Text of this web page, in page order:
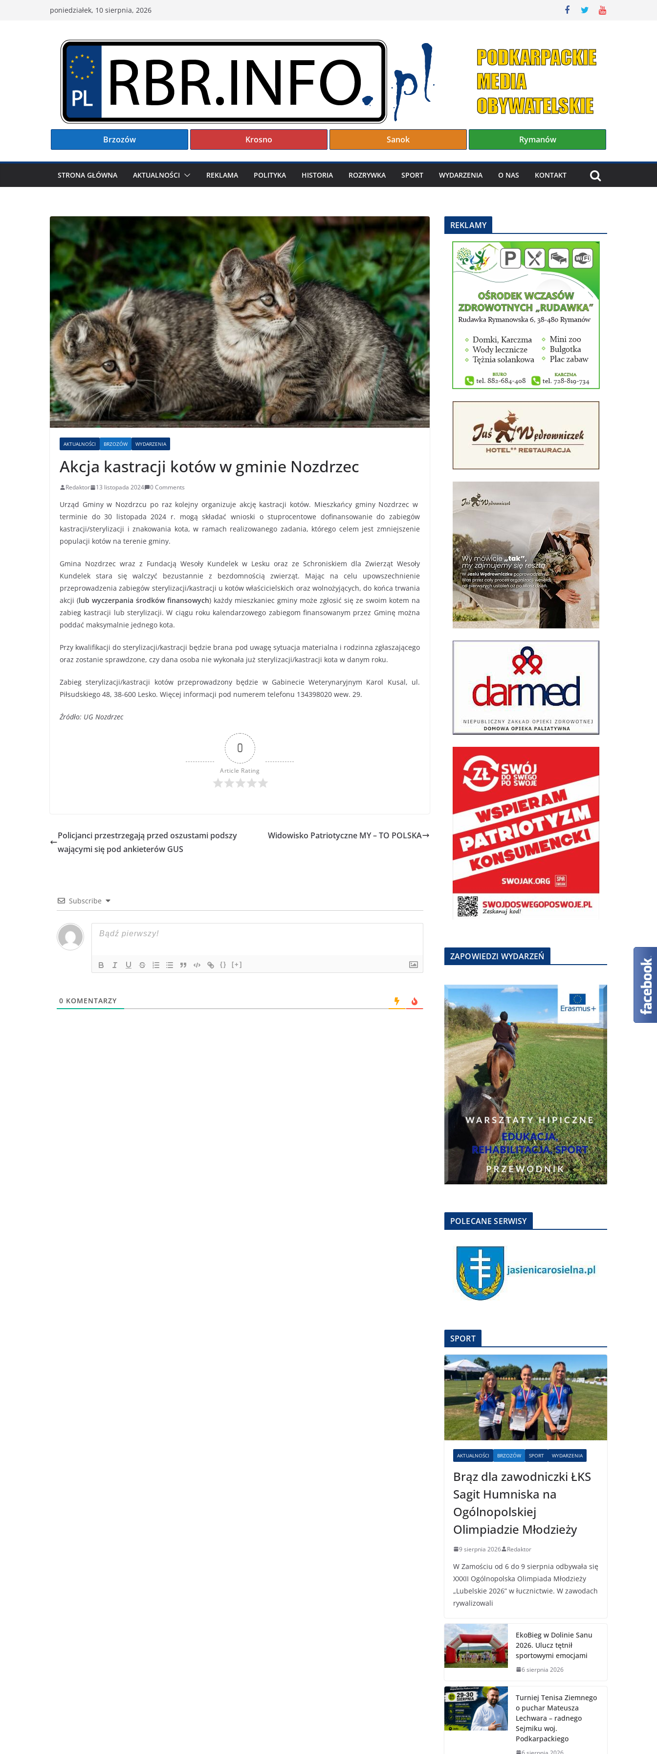
poniedziałek, 10 sierpnia, 2026
Brzozów Krosno Sanok Rymanów
STRONA GŁÓWNA AKTUALNOŚCI REKLAMA POLITYKA HISTORIA ROZRYWKA SPORT WYDARZENIA O NAS KONTAKT
AKTUALNOŚCI BRZOZÓW WYDARZENIA
Akcja kastracji kotów w gminie Nozdrzec
Redaktor 13 listopada 2024 0 Comments
Urząd Gminy w Nozdrzcu po raz kolejny organizuje akcję kastracji kotów. Mieszkańcy gminy Nozdrzec w
terminie do 30 listopada 2024 r. mogą składać wnioski o stuprocentowe dofinansowanie do zabiegów
kastracji/sterylizacji i znakowania kota, w ramach realizowanego zadania, którego celem jest zmniejszenie
populacji kotów na terenie gminy.
Gmina Nozdrzec wraz z Fundacją Wesoły Kundelek w Lesku oraz ze Schroniskiem dla Zwierząt Wesoły
Kundelek stara się walczyć bezustannie z bezdomnością zwierząt. Mając na celu upowszechnienie
przeprowadzenia zabiegów sterylizacji/kastracji u kotów właścicielskich oraz wolnożyjących, do końca trwania
akcji (lub wyczerpania środków finansowych) każdy mieszkaniec gminy może zgłosić się ze swoim kotem na
zabieg kastracji lub sterylizacji. W ciągu roku kalendarzowego zabiegom finansowanym przez Gminę można
poddać maksymalnie jednego kota.
Przy kwalifikacji do sterylizacji/kastracji będzie brana pod uwagę sytuacja materialna i rodzinna zgłaszającego
oraz zostanie sprawdzone, czy dana osoba nie wykonała już sterylizacji/kastracji kota w danym roku.
Zabieg sterylizacji/kastracji kotów przeprowadzony będzie w Gabinecie Weterynaryjnym Karol Kusal, ul.
Piłsudskiego 48, 38-600 Lesko. Więcej informacji pod numerem telefonu 134398020 wew. 29.
Źródło: UG Nozdrzec
0
Article Rating
Policjanci przestrzegają przed oszustami podszy
wającymi się pod ankieterów GUS
Widowisko Patriotyczne MY – TO POLSKA
Subscribe
{} [+]
0 KOMENTARZY
REKLAMY
ZAPOWIEDZI WYDARZEŃ
POLECANE SERWISY
SPORT
AKTUALNOŚCI BRZOZÓW SPORT WYDARZENIA
Brąz dla zawodniczki ŁKS
Sagit Humniska na
Ogólnopolskiej
Olimpiadzie Młodzieży
9 sierpnia 2026 Redaktor
W Zamościu od 6 do 9 sierpnia odbywała się
XXXII Ogólnopolska Olimpiada Młodzieży
„Lubelskie 2026” w łucznictwie. W zawodach
rywalizowali
EkoBieg w Dolinie Sanu
2026. Ulucz tętnił
sportowymi emocjami
6 sierpnia 2026
Turniej Tenisa Ziemnego
o puchar Mateusza
Lechwara – radnego
Sejmiku woj.
Podkarpackiego